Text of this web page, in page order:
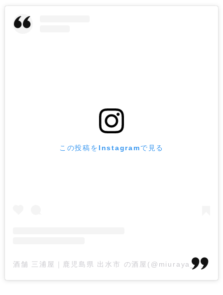
この投稿をInstagramで見る
酒舗 三浦屋｜鹿児島県 出水市 の酒屋(@miuraya_syotyu)がシェアした投稿